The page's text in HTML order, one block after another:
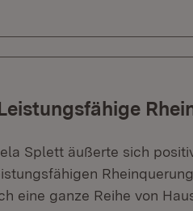
Splett äußerte sich
eine ganze Reihe von